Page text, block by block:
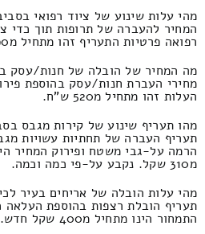
מהי עלות שינוע של ציוד רפואי
המחיר להעברה של תרופות תוך כדי
רפואה פרטיות התעריף זהו מתחיל מ390 שקלים.
מה המחיר של הובלה של חנות/עסק
מחירי העברת חנות/עסק בהוספת
העלות זהו מתחיל מ520 ש"ח.
מהו תעריף שינוע של קירות מגבס
תעריף העברה של תחתיות עשויות
הרמה על-גבי משטח ופירוק המחיר
מ310 שקל. נקבע על-פי כמה וכמה.
מהי עלות הובלה של אריחים בעיר
תעריף הובלת רצפות בהוספת העלאה
התמחור הינו מתחיל מ400 שקל חדש.